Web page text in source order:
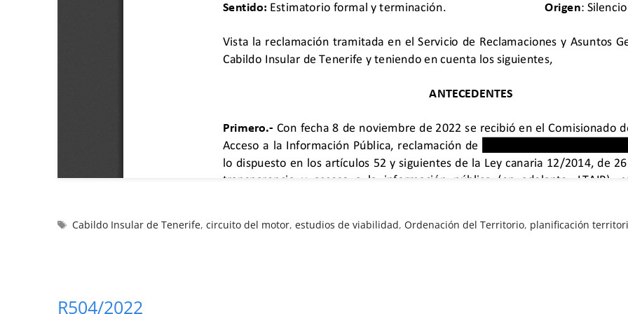
Cabildo Insular de Tenerife,circuito del motor,estudios de viabilidad,Ordenación del Territorio, planificación
R504/2022